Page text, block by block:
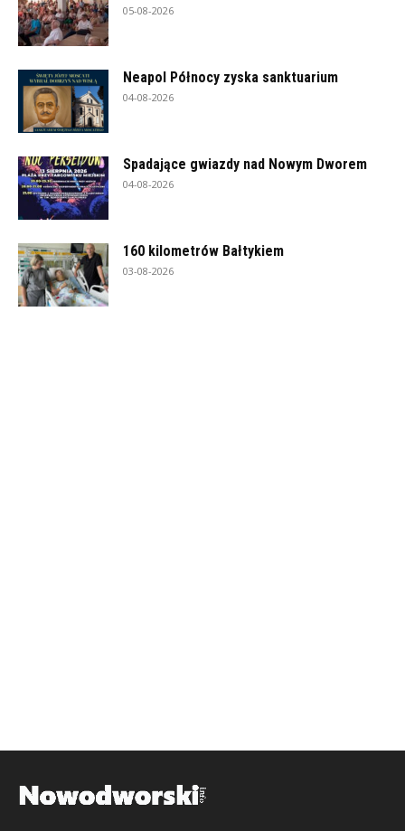
05-08-2026
Neapol Północy zyska sanktuarium
04-08-2026
Spadające gwiazdy nad Nowym Dworem
04-08-2026
160 kilometrów Bałtykiem
03-08-2026